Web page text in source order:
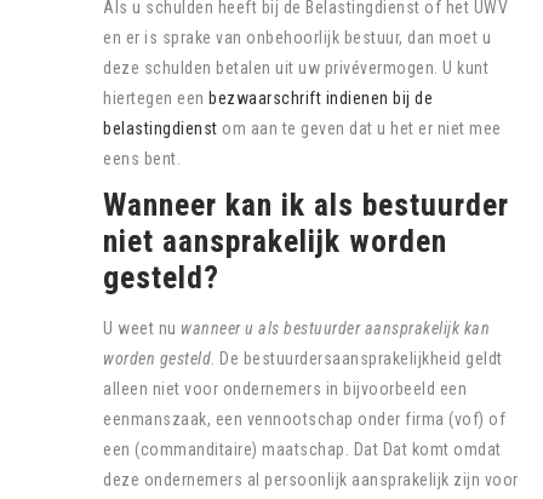
Als u schulden heeft bij de Belastingdienst of het UWV
en er is sprake van onbehoorlijk bestuur, dan moet u
deze schulden betalen uit uw privévermogen. U kunt
hiertegen een bezwaarschrift indienen bij de
belastingdienst om aan te geven dat u het er niet mee
eens bent.
Wanneer kan ik als bestuurder
niet aansprakelijk worden
gesteld?
U weet nu wanneer u als bestuurder aansprakelijk kan
worden gesteld. De bestuurdersaansprakelijkheid geldt
alleen niet voor ondernemers in bijvoorbeeld een
eenmanszaak, een vennootschap onder firma (vof) of
een (commanditaire) maatschap. Dat Dat komt omdat
deze ondernemers al persoonlijk aansprakelijk zijn voor